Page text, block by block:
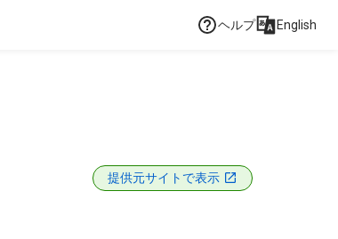
ヘルプ English
提供元サイトで表示